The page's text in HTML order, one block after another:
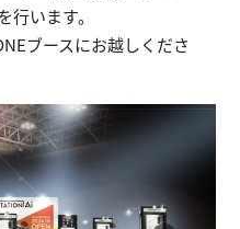
行います。
ブースにお越しくださ